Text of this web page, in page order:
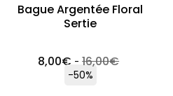
Bague Argentée Floral
Sertie
8,00€ -16,00€
-50%